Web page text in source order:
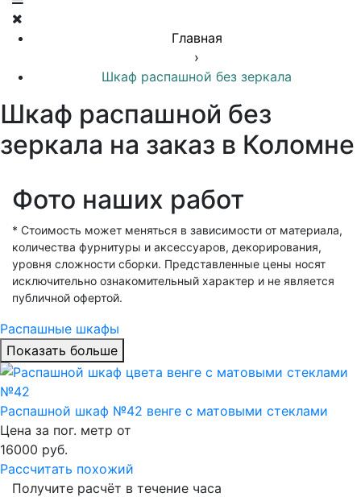
Главная
›
Шкаф распашной без зеркала
Шкаф распашной без
зеркала на заказ в Коломне
Фото наших работ
* Стоимость может меняться в зависимости от материала,
количества фурнитуры и аксессуаров, декорирования,
уровня сложности сборки. Представленные цены носят
исключительно ознакомительный характер и не является
публичной офертой.
Распашные шкафы
Показать больше
Распашной шкаф №42 венге с матовыми стеклами
Цена за пог. метр от
16000 руб.
Рассчитать похожий
Получите расчёт в течение часа